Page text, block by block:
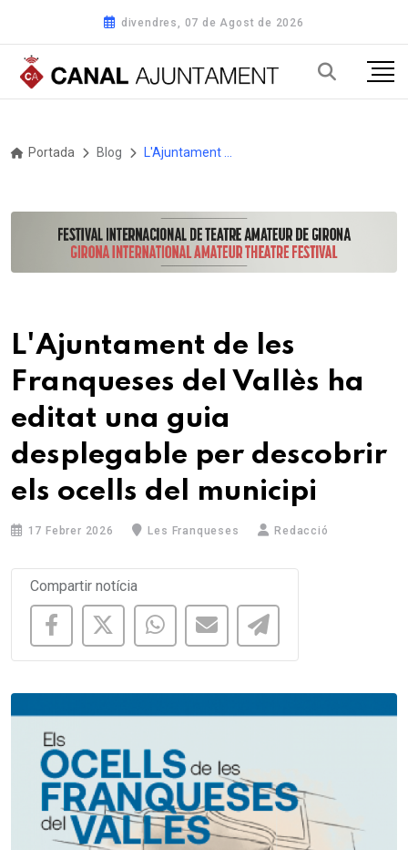
divendres, 07 de Agost de 2026
Portada Blog
L'Ajuntament de les
Franqueses del Vallès ha
editat una guia
desplegable per descobrir
els ocells del municipi
17 Febrer 2026 Les Franqueses Redacció
Compartir notícia